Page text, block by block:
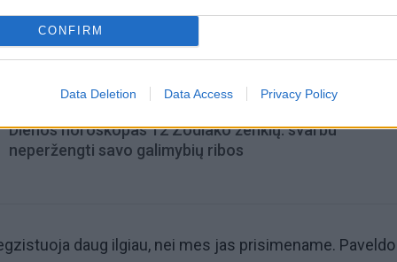
CONFIRM
Data Deletion Data Access Privacy Policy
Taro kortų horoskopas rugpjūčio 6 dienai:
Dienos horoskopas 12 Zodiako ženklų: svarbu
neperžengti savo galimybių ribos
daug ilgiau, nei mes jas prisimename. Paveldo